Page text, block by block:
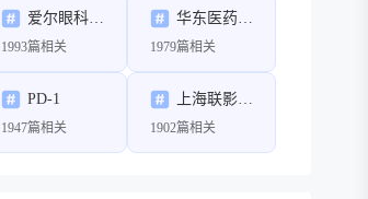
爱尔眼科医院集团股份有限公司
1993篇相关
华东医药股份有限公司
1979篇相关
PD-1
1947篇相关
上海联影医疗科技股份有限公司
1902篇相关